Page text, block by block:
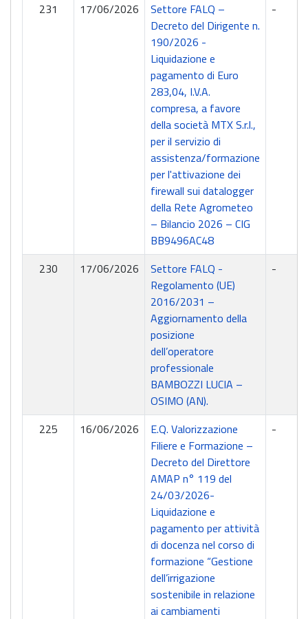
231 17/06/2026
Settore FALQ –
Decreto del Dirigente n.
190/2026 -
Liquidazione e
pagamento di Euro
283,04, I.V.A.
compresa, a favore
della società MTX S.r.l.,
per il servizio di
assistenza/formazione
per l'attivazione dei
firewall sui datalogger
della Rete Agrometeo
– Bilancio 2026 – CIG
BB9496AC48
-
230 17/06/2026
Settore FALQ -
Regolamento (UE)
2016/2031 –
Aggiornamento della
posizione
dell’operatore
professionale
BAMBOZZI LUCIA –
OSIMO (AN).
-
225 16/06/2026
E.Q. Valorizzazione
Filiere e Formazione –
Decreto del Direttore
AMAP n° 119 del
24/03/2026-
Liquidazione e
pagamento per attività
di docenza nel corso di
formazione “Gestione
dell’irrigazione
sostenibile in relazione
ai cambiamenti
-